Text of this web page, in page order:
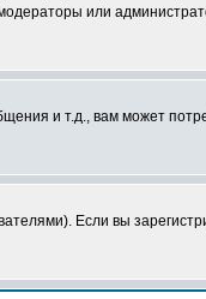
или
и т.д., вам может
Если вы